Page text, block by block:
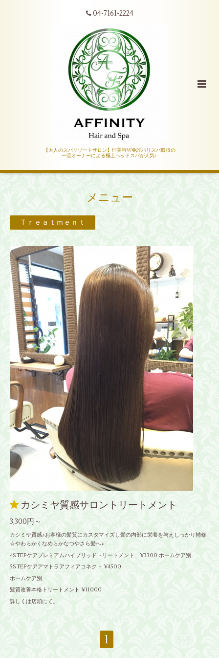
04-7161-2224
【大人のスパリゾートサロン】理美容W免許バリスパ取得の
一流オーナーによる極上ヘッドスパが人気♪
メニュー
Ｔｒｅａｔｍｅｎｔ
カシミヤ質感サロントリートメント
3,300円～
カシミヤ質感♪お客様の髪質にカスタマイズし髪の内部に栄養を与えしっかり補修
☆やわらかくなめらかなつやさら髪へ♪
4STEPケアプレミアムハイブリッドトリートメント ¥3300 ホームケア別
5STEPケアアマトラアフィアコネクト ¥4500
ホームケア別
髪質改善本格トリートメント ¥11000
詳しくは店頭にて。
1